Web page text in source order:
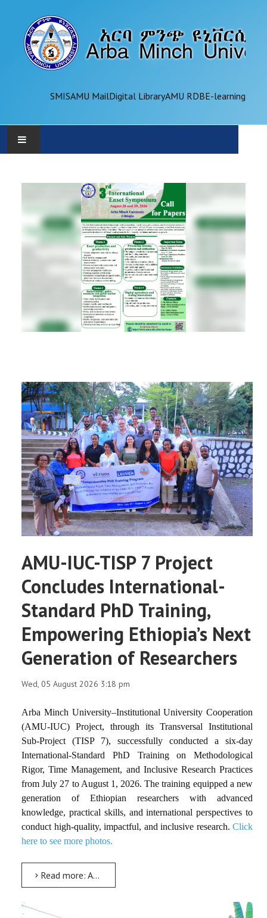
SMISAMU MailDigital LibraryAMU RDBE-learning
ADMINISTRATION
OFFICES
REGISTRAR
PARTNERSHIP
AMU-IUC-TISP 7 Project
Concludes International-
Standard PhD Training,
Empowering Ethiopia’s Next
Generation of Researchers
Wed, 05 August 2026 3:18 pm
Arba Minch University–Institutional University Cooperation
(AMU-IUC) Project, through its Transversal Institutional
Sub-Project (TISP 7), successfully conducted a six-day
International-Standard PhD Training on Methodological
Rigor, Time Management, and Inclusive Research Practices
from July 27 to August 1, 2026. The training equipped a new
generation of Ethiopian researchers with advanced
knowledge, practical skills, and international perspectives to
conduct high-quality, impactful, and inclusive research. Click
here to see more photos.
Read more: AMU-IUC-TISP 7 Project Concludes International-Standard PhD Training, Empowering Ethiopia’s Next...